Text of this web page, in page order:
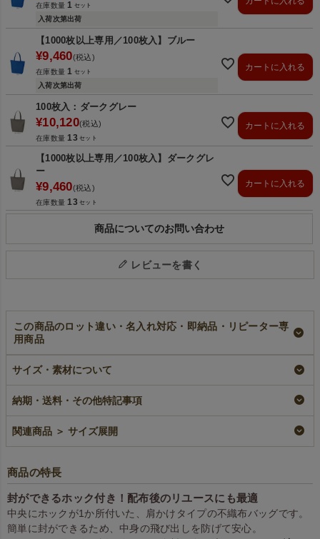
在庫数量 1
入荷次第出荷
【1000枚以上専用／100枚入】ブルー
¥9,460 税込
在庫数量 1
入荷次第出荷
カートに入れる
100枚入：ダークグレー
¥10,120 税込
在庫数量 13
カートに入れる
【1000枚以上専用／100枚入】ダークグレ
ー
¥9,460 税込
在庫数量 13
カートに入れる
商品についてのお問い合わせ
レビューを書く
この商品のロット違い・名入れ対応・即納品・リピーター専
用商品
【名入れ／リピータ
ー専用】ホック付き
100枚入
リピーター専用名入れ
¥10,120 税込
ホック付き不織布シ
¥9,460
【名入れ対応】ホッ
ク付き不織布ショル
¥10,120税込
サイズ・素材について
納期・送料・その他特記事項
関連商品 ＞ サイズ展開
商品の特長
封ができるホック付き！配布後のリユースにも最適
中央にホックが1か所付いた、肩かけタイプの不織布バッグです。
簡単に封ができるため、中身の飛び出しを防げて安心。